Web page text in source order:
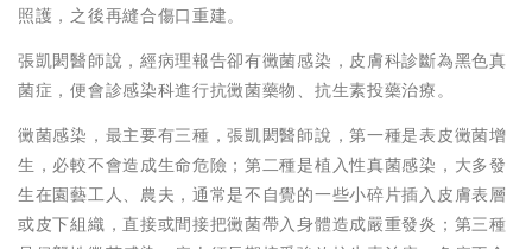
照護，之後再縫合傷口重建。
張凱閎醫師說，經病理報告卻有黴菌感染，皮膚科診斷為黑色真
菌症，便會診感染科進行抗黴菌藥物、抗生素投藥治療。
黴菌感染，最主要有三種，張凱閎醫師說，第一種是表皮黴菌增
生，必較不會造成生命危險；第二種是植入性真菌感染，大多發
生在園藝工人、農夫，通常是不自覺的一些小碎片插入皮膚表層
或皮下組織，直接或間接把黴菌帶入身體造成嚴重發炎；第三種